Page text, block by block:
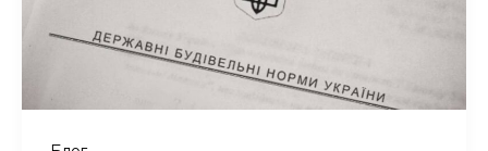
Львівської
області